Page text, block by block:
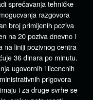
sprečavanja tehničke
razgovora
broj primljenih poziva
na 20 poziva dnevno i
na liniji pozivnog centra
36 dinara po minutu.
ugovornih i licencnih
prigovora
i za druge svrhe se